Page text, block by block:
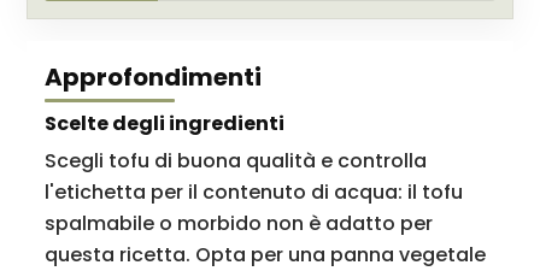
Approfondimenti
Scelte degli ingredienti
Scegli tofu di buona qualità e controlla
l'etichetta per il contenuto di acqua: il tofu
spalmabile o morbido non è adatto per
questa ricetta. Opta per una panna vegetale